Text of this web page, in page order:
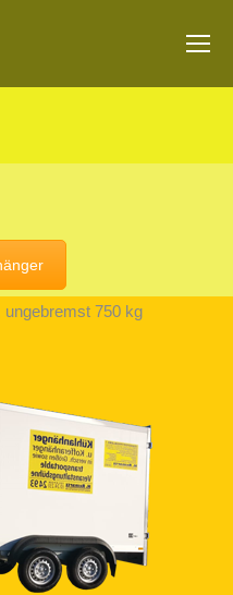
ungebremst 750 kg